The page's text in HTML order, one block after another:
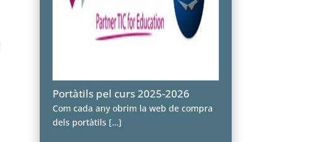
Portàtils pel curs 2025-2026
Com cada any obrim la web de compra
dels portàtils […]